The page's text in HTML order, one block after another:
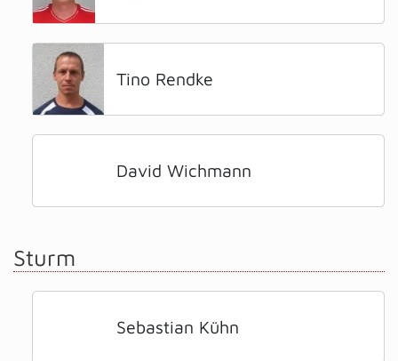
Tino Rendke
David Wichmann
Sturm
Sebastian Kühn